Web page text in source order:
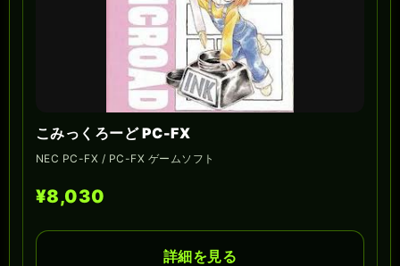
こみっくろーど PC-FX
NEC PC-FX / PC-FX ゲームソフト
¥8,030
詳細を見る